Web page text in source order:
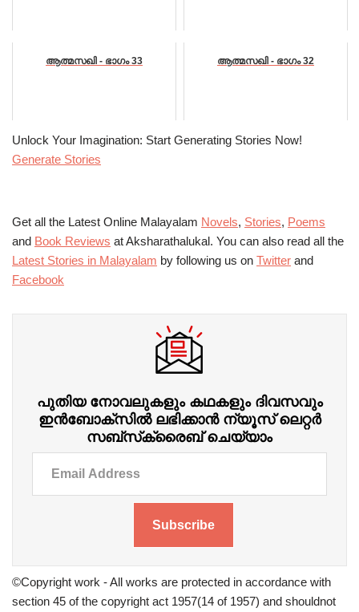
ആത്മസഖി - ഭാഗം 33 ആത്മസഖി - ഭാഗം 32
Unlock Your Imagination: Start Generating Stories Now!
Generate Stories
Get all the Latest Online Malayalam Novels, Stories, Poems
and Book Reviews at Aksharathalukal. You can also read all the
Latest Stories in Malayalam by following us on Twitter and
Facebook
പുതിയ നോവലുകളും കഥകളും ദിവസവും
ഇന്‍ബോക്‌സില്‍ ലഭിക്കാന്‍ ന്യൂസ് ലെറ്റർ
സബ്‌സ്‌ക്രൈബ് ചെയ്യാം
Subscribe
©Copyright work - All works are protected in accordance with
section 45 of the copyright act 1957(14 of 1957) and shouldnot